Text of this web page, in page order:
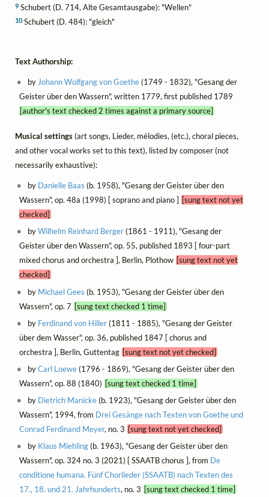
9 Schubert (D. 714, Alte Gesamtausgabe): "Wellen"
10 Schubert (D. 484): "gleich"
Text Authorship:
by Johann Wolfgang von Goethe(1749 - 1832), "Gesang der
Geister über den Wassern", written 1779, first published 1789
[author's text checked 2 times against a primary source]
Musical settings(art songs, Lieder, mélodies, (etc.), choral pieces,
and other vocal works set to this text), listed by composer (not
necessarily exhaustive):
by Danielle Baas (b. 1958), "Gesang der Geister über den
Wassern", op. 48a (1998) [ soprano and piano ] [sung text not yet
checked]
byWilhelm Reinhard Berger(1861 - 1911), "Gesang der
Geister über den Wassern", op. 55, published 1893 [ four-part
mixed chorus and orchestra ], Berlin, Plothow [sung text not yet
checked]
by Michael Gees (b. 1953), "Gesang der Geister über den
Wassern", op. 7 [sung text checked 1 time]
by Ferdinand von Hiller(1811 - 1885), "Gesang der Geister
über dem Wasser", op. 36, published 1847 [ chorus and
orchestra ], Berlin, Guttentag [sung text not yet checked]
byCarl Loewe(1796 - 1869), "Gesang der Geister über den
Wassern", op. 88 (1840) [sung text checked 1 time]
by Dietrich Manicke(b. 1923), "Gesang der Geister über den
Wassern", 1994, from Drei Gesänge nach Texten von Goethe und
Conrad Ferdinand Meyer, no. 3 [sung text not yet checked]
by Klaus Miehling(b. 1963), "Gesang der Geister über den
Wassern", op. 324 no. 3 (2021) [ SSAATB chorus ], from De
conditione humana. Fünf Chorlieder (SSAATB) nach Texten des
17., 18. und 21. Jahrhunderts, no. 3 [sung text checked 1 time]